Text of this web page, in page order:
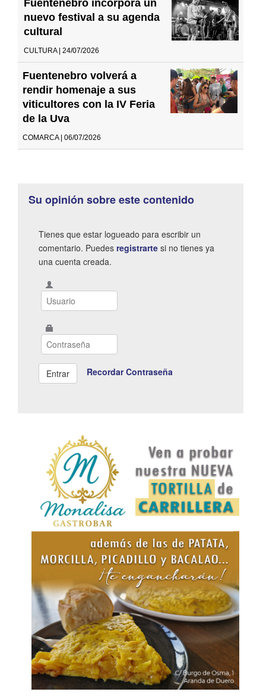
Fuentenebro incorpora un
nuevo festival a su agenda
cultural
CULTURA | 24/07/2026
Fuentenebro volverá a
rendir homenaje a sus
viticultores con la IV Feria
de la Uva
COMARCA | 06/07/2026
Su opinión sobre este contenido
Tienes que estar logueado para escribir un
comentario. Puedes registrarte si no tienes ya
una cuenta creada.
Recordar Contraseña